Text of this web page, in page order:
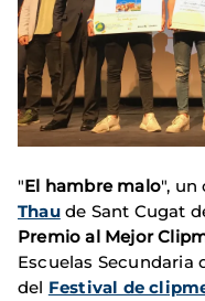
"El hambre malo", un
Thaude Sant Cugat
Premio al Mejor
Escuelas Secundaria
del Festival de